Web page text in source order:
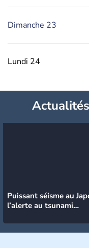
Dimanche 23
Lundi 24
Puissant séisme au
l’alerte au tsunami